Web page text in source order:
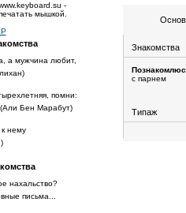
-
мышкой.
а мужчина любит,
помни:
Бен Марабут)
нему
нахальство?
письма...
Знакомства
с парнем
Типаж